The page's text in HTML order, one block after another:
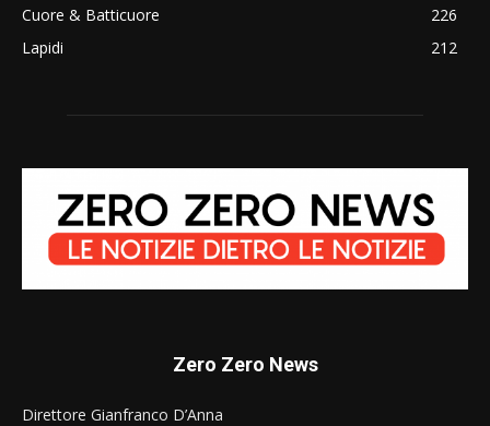
Cuore & Batticuore
226
Lapidi
212
Zero Zero News
Direttore Gianfranco D’Anna